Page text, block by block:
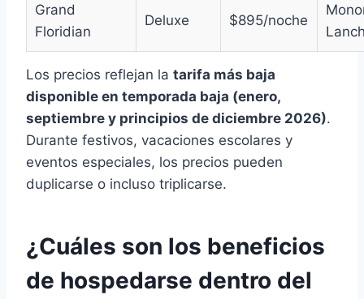
Grand
Floridian
Deluxe $895/noche
Los precios reflejan la tarifa más baja
disponible en temporada baja (enero,
septiembre y principios de diciembre 2026).
Durante festivos, vacaciones escolares y
eventos especiales, los precios pueden
duplicarse o incluso triplicarse.
¿Cuáles son los beneficios
de hospedarse dentro del